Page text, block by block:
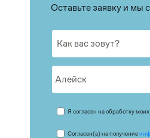
Оставьте заявку и мы
Я согласен на обработку моих
Согласен(а) на получение